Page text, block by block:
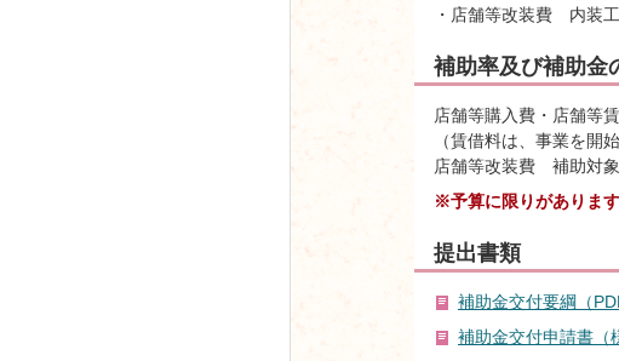
・店舗等改装費 内装
補助率及び補助金
店舗等購入費・店舗等
（賃借料は、事業を開
店舗等改装費 補助対
※予算に限りがありま
提出書類
補助金交付要綱（
補助金交付申請書（